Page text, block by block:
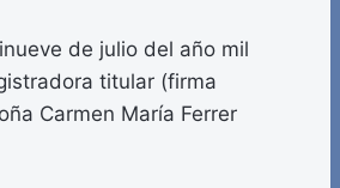
de julio del año mil
titular (firma
Carmen María Ferrer